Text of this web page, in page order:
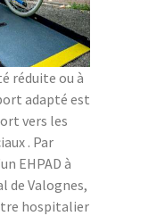
réduite ou à
adapté est
vers les
. Par
EHPAD à
Valognes,
hospitalier